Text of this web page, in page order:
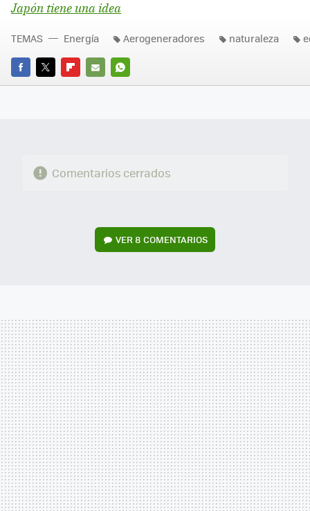
Japón tiene una idea
FACEBOOK
TWITTERFLIPBOARD
E-
WHATSAPP
TEMAS Energía Aerogeneradores naturaleza
Comentarios cerrados
VER8 COMENTARIOS